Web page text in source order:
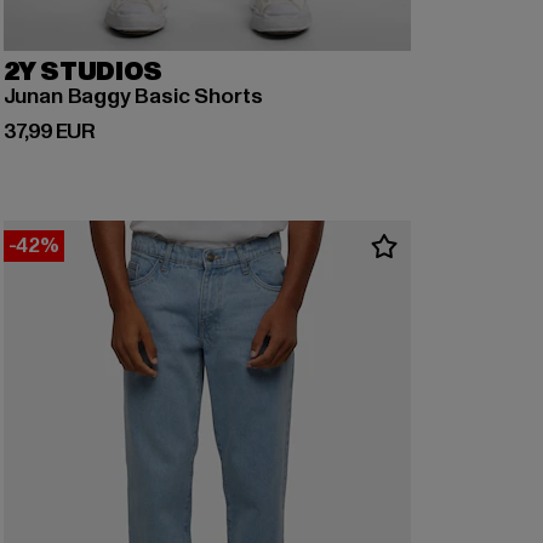
2Y STUDIOS
Junan Baggy Basic Shorts
37,99 EUR
Derzeitiger Preis: 37,99 EUR
-42%